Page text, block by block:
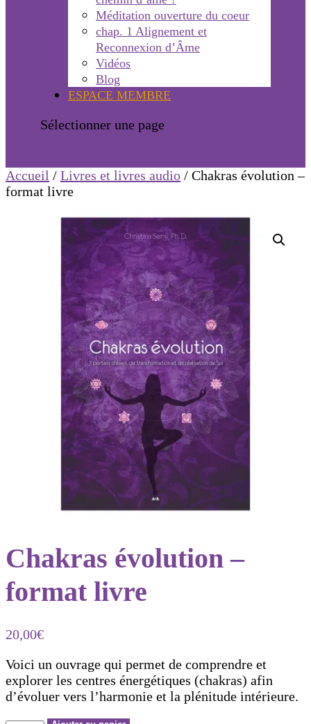
Méditation ouverture du coeur
chap. 1 Alignement et
Reconnexion d’Âme
Vidéos
Blog
ESPACE MEMBRE
Sélectionner une page
Accueil / Livres et livres audio / Chakras évolution –
format livre
Chakras évolution –
format livre
20,00€
Voici un ouvrage qui permet de comprendre et
explorer les centres énergétiques (chakras) afin
d’évoluer vers l’harmonie et la plénitude intérieure.